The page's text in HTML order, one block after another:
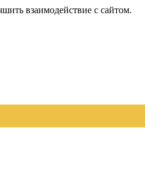
взаимодействие с сайтом.